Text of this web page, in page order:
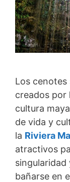
Los cenotes
creados por
cultura
de vida y
la Riviera
atractivos
bañarse en